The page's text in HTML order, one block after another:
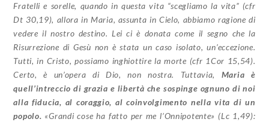
Fratelli e sorelle, quando in questa vita “scegliamo la vita” (cfr
Dt 30,19), allora in Maria, assunta in Cielo, abbiamo ragione di
vedere il nostro destino. Lei ci è donata come il segno che la
Risurrezione di Gesù non è stata un caso isolato, un’eccezione.
Tutti, in Cristo, possiamo inghiottire la morte (cfr 1Cor 15,54).
Certo, è un’opera di Dio, non nostra. Tuttavia, Maria è
quell’intreccio di grazia e libertà che sospinge ognuno di noi
alla fiducia, al coraggio, al coinvolgimento nella vita di un
popolo. «Grandi cose ha fatto per me l’Onnipotente» (Lc 1,49):